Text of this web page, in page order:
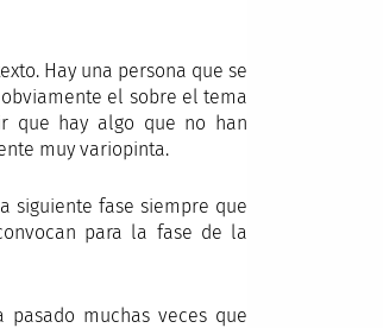
Hay una persona que se
el sobre el tema
que hay algo que no han
muy variopinta.
siguiente fase siempre que
para la fase de la
muchas veces que